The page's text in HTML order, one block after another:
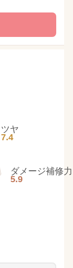
ツヤ
7.4
ダメージ補修力
5.9